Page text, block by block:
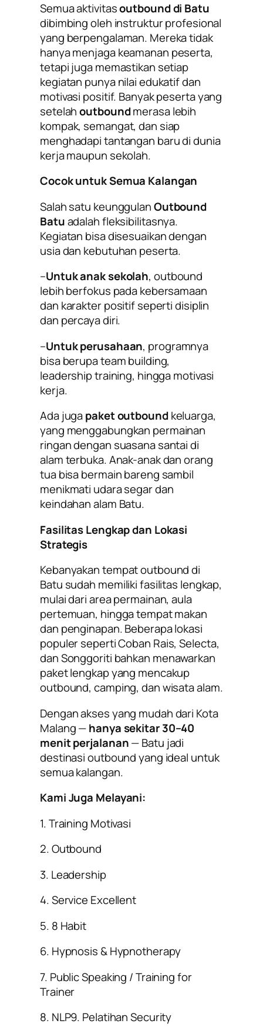
Semua aktivitasoutbound di Batu
dibimbing oleh instruktur profesional
yang berpengalaman. Mereka tidak
hanya menjaga keamanan peserta,
tetapi juga memastikan setiap
kegiatan punya nilai edukatif dan
motivasi positif. Banyak peserta yang
setelahoutboundmerasa lebih
kompak, semangat, dan siap
menghadapi tantangan baru di dunia
kerja maupun sekolah.
Cocok untuk Semua Kalangan
Salah satu keunggulanOutbound
Batuadalah fleksibilitasnya.
Kegiatan bisa disesuaikan dengan
usia dan kebutuhan peserta.
–Untuk anak sekolah, outbound
lebih berfokus pada kebersamaan
dan karakter positif seperti disiplin
dan percaya diri.
–Untuk perusahaan, programnya
bisa berupa team building,
leadership training, hingga motivasi
kerja.
Ada jugapaket outboundkeluarga,
yang menggabungkan permainan
ringan dengan suasana santai di
alam terbuka. Anak-anak dan orang
tua bisa bermain bareng sambil
menikmati udara segar dan
keindahan alam Batu.
Fasilitas Lengkap dan Lokasi
Strategis
Kebanyakan tempat outbound di
Batu sudah memiliki fasilitas lengkap,
mulai dari area permainan, aula
pertemuan, hingga tempat makan
dan penginapan. Beberapa lokasi
populer sepertiCoban Rais, Selecta,
dan Songgoriti bahkan menawarkan
paket lengkap yang mencakup
outbound, camping, dan wisata alam.
Dengan akses yang mudah dari Kota
Malang —hanya sekitar 30–40
menit perjalanan— Batu jadi
destinasi outbound yang ideal untuk
semua kalangan.
Kami Juga Melayani:
1. Training Motivasi
2. Outbound
3. Leadership
4. Service Excellent
5. 8 Habit
6. Hypnosis & Hypnotherapy
7. Public Speaking / Training for
Trainer
8. NLP9. Pelatihan Security